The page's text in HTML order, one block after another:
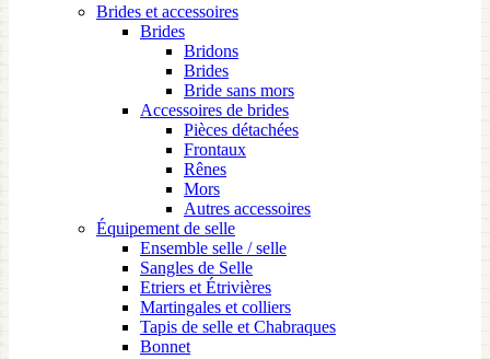
Brides et accessoires
Brides
Bridons
Brides
Bride sans mors
Accessoires de brides
Pièces détachées
Frontaux
Rênes
Mors
Autres accessoires
Équipement de selle
Ensemble selle / selle
Sangles de Selle
Etriers et Étrivières
Martingales et colliers
Tapis de selle et Chabraques
Bonnet